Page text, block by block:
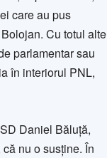
care au pus
Cu totul alte
parlamentar sau
în interiorul PNL,
Daniel Băluță,
nu o susține. În